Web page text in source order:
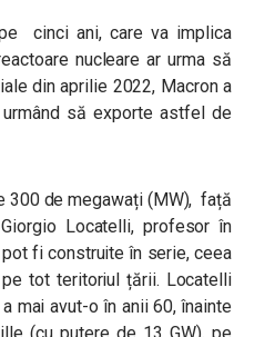
cinci ani, care va implica
nucleare ar urma să
din aprilie 2022, Macron a
să exporte astfel de
300 de megawați (MW), față
Locatelli, profesor în
fi construite în serie, ceea
tot teritoriul țării. Locatelli
mai avut-o în anii 60, înainte